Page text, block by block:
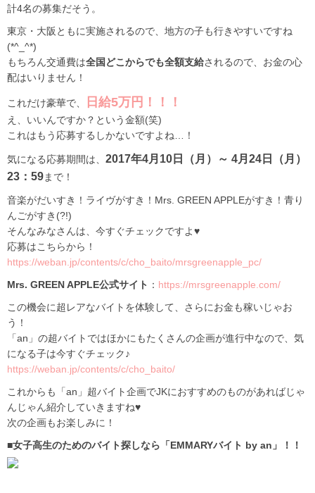
計4名の募集だそう。
東京・大阪ともに実施されるので、地方の子も行きやすいですね
(*^_^*)
もちろん交通費は全国どこからでも全額支給されるので、お金の心
配はいりません！
これだけ豪華で、 日給5万円！！！
え、いいんですか？という金額(笑)
これはもう応募するしかないですよね…！
気になる応募期間は、 2017年4月10日（月）～ 4月24日（月）
23：59まで！
音楽がだいすき！ライヴがすき！Mrs. GREEN APPLEがすき！青り
んごがすき(?!)
そんなみなさんは、今すぐチェックですよ♥
応募はこちらから！
https://weban.jp/contents/c/cho_baito/mrsgreenapple_pc/
Mrs. GREEN APPLE公式サイト ： https://mrsgreenapple.com/
この機会に超レアなバイトを体験して、さらにお金も稼いじゃお
う！
「an」の超バイトではほかにもたくさんの企画が進行中なので、気
になる子は今すぐチェック♪
https://weban.jp/contents/c/cho_baito/
これからも「an」超バイト企画でJKにおすすめのものがあればじゃ
んじゃん紹介していきますね♥
次の企画もお楽しみに！
■女子高生のためのバイト探しなら「EMMARYバイト by an」！！